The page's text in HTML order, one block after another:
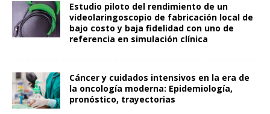
Estudio piloto del rendimiento de un
videolaringoscopio de fabricación local de
bajo costo y baja fidelidad con uno de
referencia en simulación clínica
Cáncer y cuidados intensivos en la era de
la oncología moderna: Epidemiología,
pronóstico, trayectorias